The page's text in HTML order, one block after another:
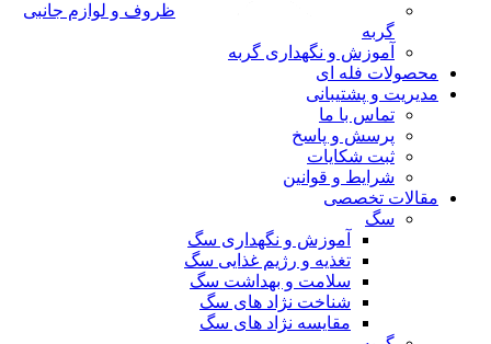
ظروف و لوازم جانبی
گربه
آموزش و نگهداری گربه
محصولات فله ای
مدیریت و پشتیبانی
تماس با ما
پرسش و پاسخ
ثبت شکایات
شرایط و قوانین
مقالات تخصصی
سگ
آموزش و نگهداری سگ
تغذیه و رژیم غذایی سگ
سلامت و بهداشت سگ
شناخت نژاد های سگ
مقایسه نژاد های سگ